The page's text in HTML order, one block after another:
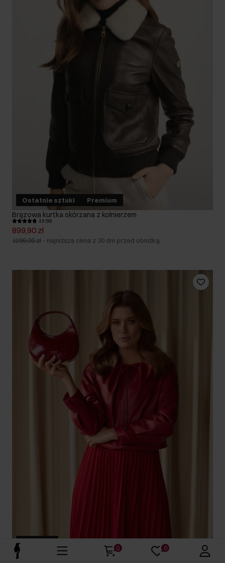
Ostatnie sztuki Premium
Brązowa kurtka skórzana z kołnierzem
4.8 (56)
899,90 zł
1299,00 zł - najniższa cena z 30 dni przed obniżką
Skórzana kurtka damska w kolorze czerwonym
0 0